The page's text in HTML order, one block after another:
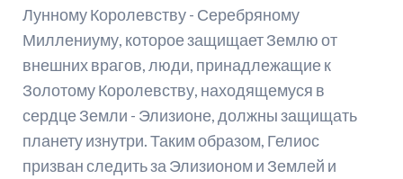
Лунному Королевству - Серебряному
Миллениуму, которое защищает Землю от
внешних врагов, люди, принадлежащие к
Золотому Королевству, находящемуся в
сердце Земли - Элизионе, должны защищать
планету изнутри. Таким образом, Гелиос
призван следить за Элизионом и Землей и